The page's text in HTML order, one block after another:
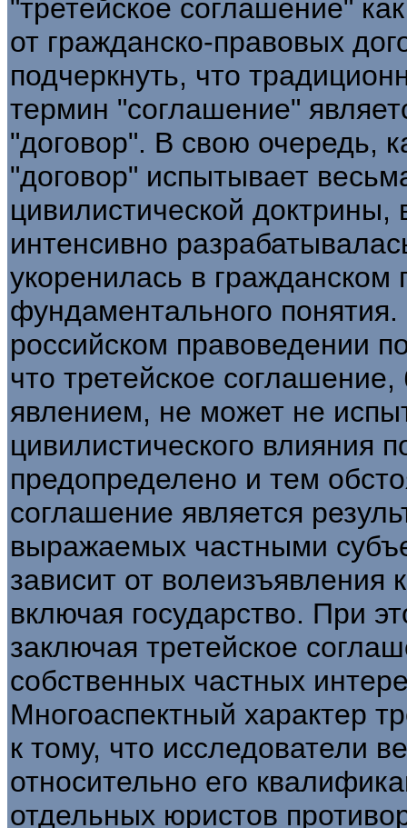
"третейское соглашение"
от гражданско-правовых
подчеркнуть, что
термин "соглашение"
"договор". В свою очередь,
"договор" испытывает
цивилистической доктрины,
интенсивно
укоренилась в гражданском
фундаментального
российском правоведении
что третейское
явлением, не может не
цивилистического влияния
предопределено и тем
соглашение является
выражаемых частными
зависит от волеизъявления
включая государство. При
заключая третейское
собственных частных
Многоаспектный характер
к тому, что исследователи
относительно его
отдельных юристов